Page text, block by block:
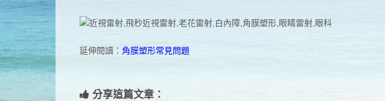
延伸閱讀： 角膜塑形常見問題
分享這篇文章：